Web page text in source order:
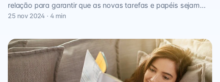
relação para garantir que as novas tarefas e papéis sejam…
25 nov 2024 · 4 min